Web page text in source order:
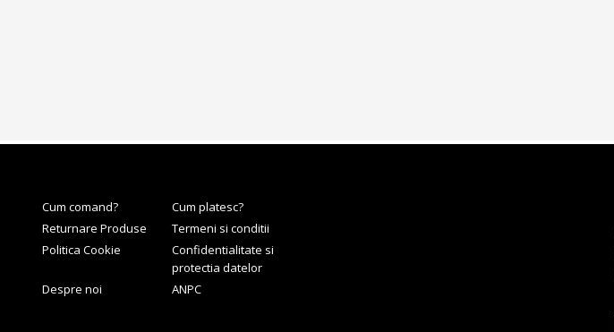
Cum comand?
Cum platesc?
Returnare Produse
Termeni si conditii
Politica Cookie
Confidentialitate si
protectia datelor
Despre noi
ANPC